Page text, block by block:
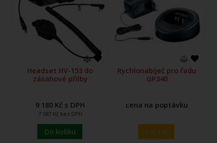
Headset HV-153 do
zásahové přilby
9 180 Kč s DPH
7 587 Kč bez DPH
Do košíku
Rychlonabíječ pro řadu
GP340
cena na poptávku
Poptat